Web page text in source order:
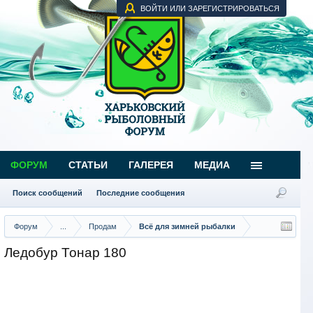
ВОЙТИ ИЛИ ЗАРЕГИСТРИРОВАТЬСЯ
Форум Продам Всё для зимней рыбалки
Ледобур Тонар 180
ФОРУМ
Поиск сообщений Последние сообщения
СТАТЬИ ГАЛЕРЕЯ МЕДИА